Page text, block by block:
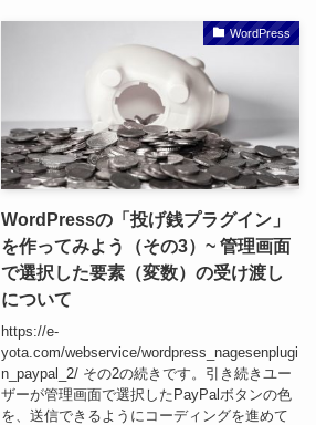
WordPress
WordPressの「投げ銭プラグイン」
を作ってみよう（その3）~ 管理画面
で選択した要素（変数）の受け渡し
について
https://e-
yota.com/webservice/wordpress_nagesenplugi
n_paypal_2/ その2の続きです。引き続きユー
ザーが管理画面で選択したPayPalボタンの色
を、送信できるようにコーディングを進めて